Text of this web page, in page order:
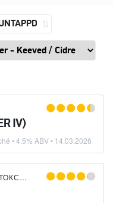
IV)
• 4.5% ABV • 14.03.2026
TOKSOVO CIDRERIE / ТОКСОВСКАЯ СИДРЕРИЯ